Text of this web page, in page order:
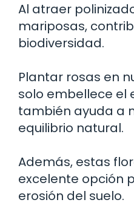
Al atraer
mariposas,
biodiversidad.
Plantar rosas en
solo embellece el
también ayuda a
equilibrio natural.
Además, estas
excelente opción
erosión del suelo.